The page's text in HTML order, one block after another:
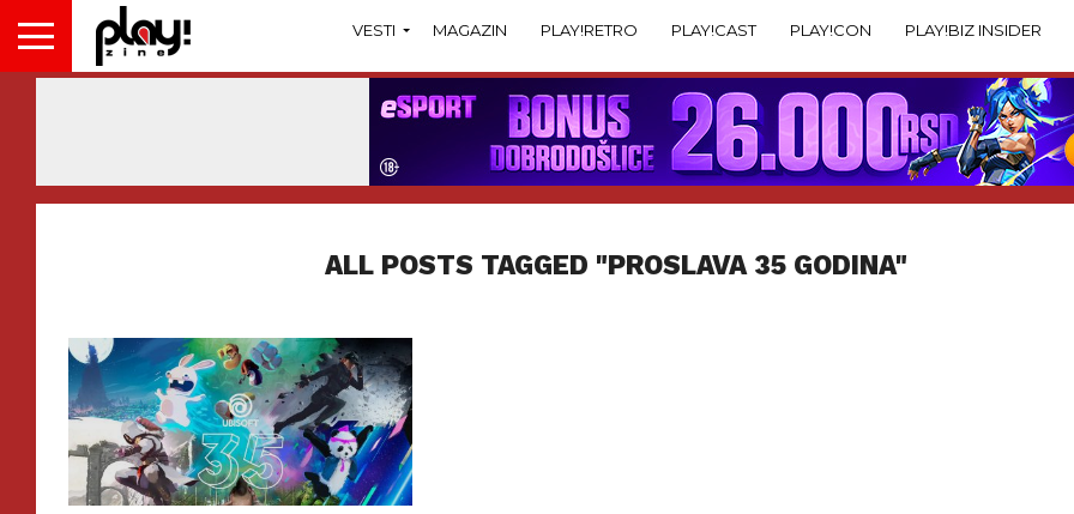
VESTI MAGAZIN PLAY!RETRO PLAY!CAST PLAY!CON PLAY!BIZ INSIDER
ALL POSTS TAGGED "PROSLAVA 35 GODINA"